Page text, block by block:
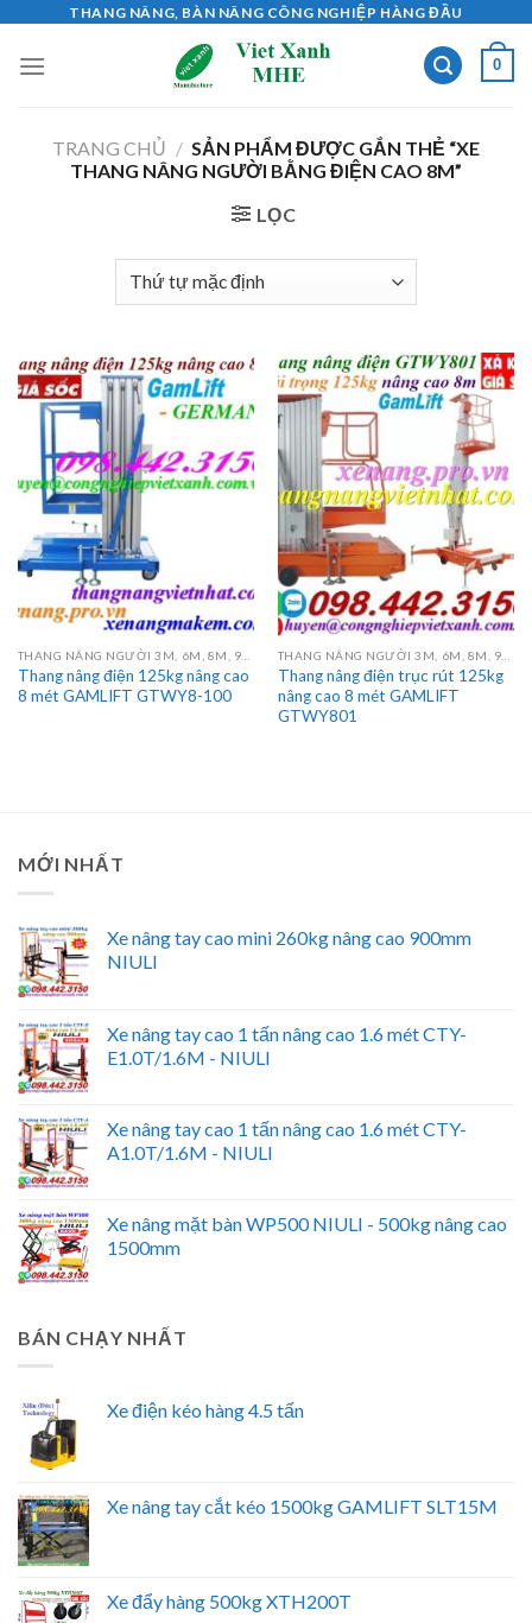
content
THANG NÂNG, BÀN NÂNG CÔNG NGHIỆP HÀNG ĐẦU
0
TRANG CHỦ / SẢN PHẨM ĐƯỢC GẮN THẺ “XE
THANG NÂNG NGƯỜI BẰNG ĐIỆN CAO 8M”
LỌC
Thang nâng điện 125kg nâng cao
8 mét GAMLIFT GTWY8-100
Thang nâng điện trục rút 125kg
nâng cao 8 mét GAMLIFT
GTWY801
MỚI NHẤT
Xe nâng tay cao mini 260kg nâng cao 900mm
NIULI
Xe nâng tay cao 1 tấn nâng cao 1.6 mét CTY-
E1.0T/1.6M - NIULI
Xe nâng tay cao 1 tấn nâng cao 1.6 mét CTY-
A1.0T/1.6M - NIULI
Xe nâng mặt bàn WP500 NIULI - 500kg nâng cao
1500mm
BÁN CHẠY NHẤT
Xe điện kéo hàng 4.5 tấn
Xe nâng tay cắt kéo 1500kg GAMLIFT SLT15M
Xe đẩy hàng 500kg XTH200T